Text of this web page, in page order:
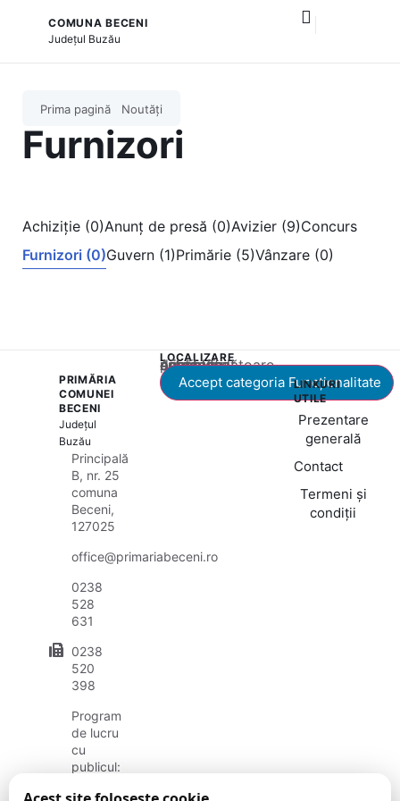
COMUNA BECENI
Județul Buzău
Prima pagină Noutăți
Furnizori
Achiziție (0)Anunț de presă (0)Avizier (9)Concurs
Furnizori (0)Guvern (1)Primărie (5)Vânzare (0)
PRIMĂRIA
COMUNEI
BECENI
Județul
Buzău
Principală
B, nr. 25
comuna
Beceni,
127025
office@primariabeceni.ro
0238
528
631
0238
520
398
Program
de lucru
cu
publicul:
LOCALIZARE
Acest conținut este blocat până când acceptați categoria corespunzătoare de cookie-uri.
Accept categoria Funcționalitate
LINKURI
UTILE
Prezentare
generală
Contact
Termeni și
condiții